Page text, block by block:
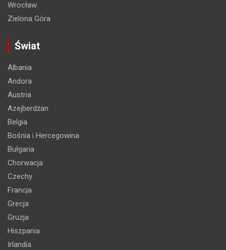
Wrocław
Zielona Góra
Świat
Albania
Andora
Austria
Azejberdżan
Belgia
Bośnia i Hercegowina
Bułgaria
Chorwacja
Czechy
Francja
Grecja
Gruzja
Hiszpania
Irlandia